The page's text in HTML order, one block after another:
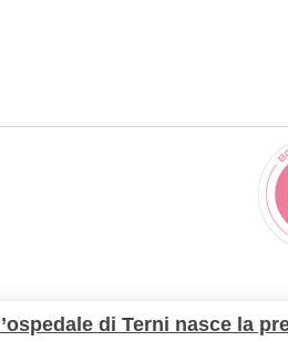
di Terni nasce la